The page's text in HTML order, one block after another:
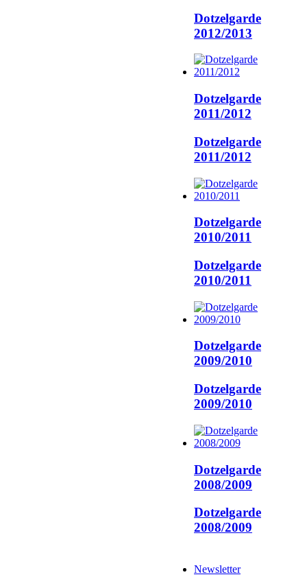
Dotzelgarde
2012/2013
Dotzelgarde
2011/2012
Dotzelgarde
2011/2012
Dotzelgarde
2010/2011
Dotzelgarde
2010/2011
Dotzelgarde
2009/2010
Dotzelgarde
2009/2010
Dotzelgarde
2008/2009
Dotzelgarde
2008/2009
Newsletter